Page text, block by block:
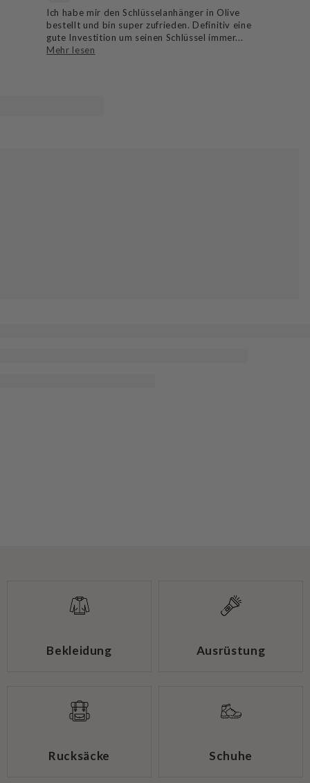
Ich habe mir den Schlüsselanhänger in Olive
bestellt und bin super zufrieden. Definitiv eine
gute Investition um seinen Schlüssel immer...
Mehr lesen
Bekleidung Ausrüstung
Rucksäcke Schuhe